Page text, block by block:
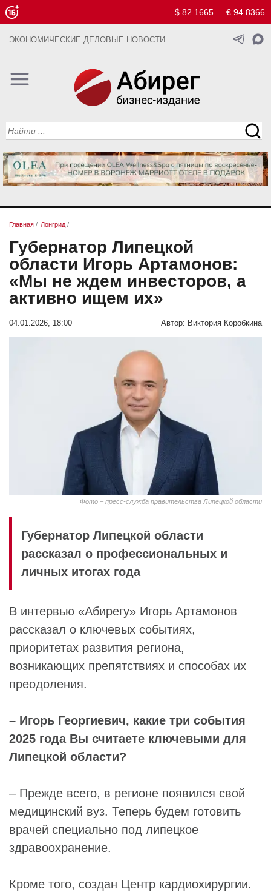
$ 82.1665 € 94.8366
ЭКОНОМИЧЕСКИЕ ДЕЛОВЫЕ НОВОСТИ
Главная / Лонгрид /
Губернатор Липецкой
области Игорь Артамонов:
«Мы не ждем инвесторов, а
активно ищем их»
04.01.2026, 18:00 Автор: Виктория Коробкина
Фото – пресс-служба правительства Липецкой области
Губернатор Липецкой области
рассказал о профессиональных и
личных итогах года
В интервью «Абирегу» Игорь Артамонов
рассказал о ключевых событиях,
приоритетах развития региона,
возникающих препятствиях и способах их
преодоления.
– Игорь Георгиевич, какие три события
2025 года Вы считаете ключевыми для
Липецкой области?
– Прежде всего, в регионе появился свой
медицинский вуз. Теперь будем готовить
врачей специально под липецкое
здравоохранение.
Кроме того, создан Центр кардиохирургии.